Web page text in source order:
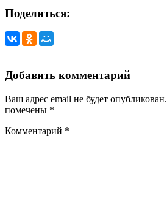
Поделиться:
Добавить комментарий
Ваш адрес email не будет опубликован.
помечены *
Комментарий *